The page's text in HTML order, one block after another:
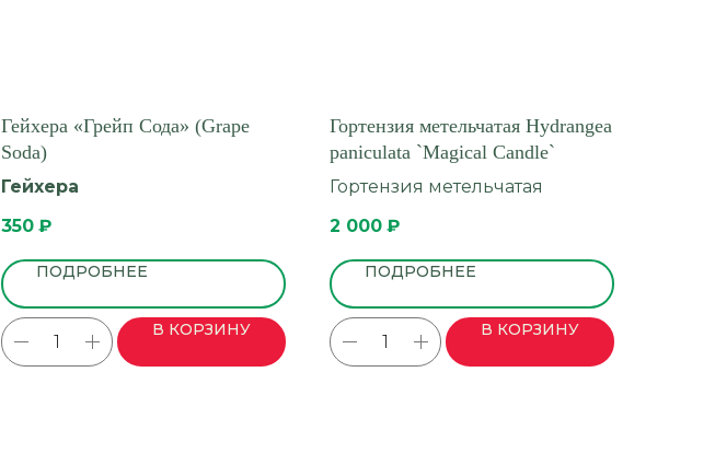
Гейхера «Грейп Сода» (Grape
Soda)
Гейхера
350 ₽
ПОДРОБНЕЕ
В КОРЗИНУ
Гортензия метельчатая Hydrangea
paniculata `Magical Candle`
Гортензия метельчатая
2 000 ₽
ПОДРОБНЕЕ
В КОРЗИНУ